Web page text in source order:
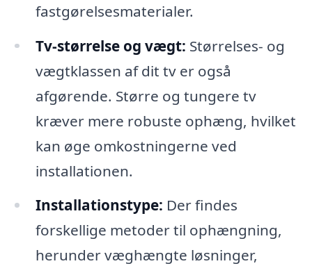
fastgørelsesmaterialer.
Tv-størrelse og vægt: Størrelses- og
vægtklassen af dit tv er også
afgørende. Større og tungere tv
kræver mere robuste ophæng, hvilket
kan øge omkostningerne ved
installationen.
Installationstype: Der findes
forskellige metoder til ophængning,
herunder væghængte løsninger,